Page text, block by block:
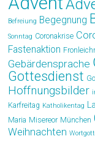
Befreiung Begegnung
Sonntag Coronakrise
Fastenaktion
Gebärdensprache
Gottesdienst
Hoffnungsbilder
Karfreitag Katholikentag
Maria Misereor München
Weihnachten